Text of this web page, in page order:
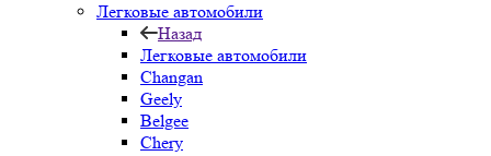
Легковые автомобили
Назад
Легковые автомобили
Changan
Geely
Belgee
Chery